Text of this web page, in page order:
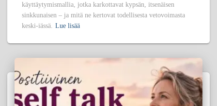
käyttäytymismallia, jotka karkottavat kypsän, itsenäisen
sinkkunaisen – ja mitä ne kertovat todellisesta vetovoimasta
keski-iässä.
Lue lisää